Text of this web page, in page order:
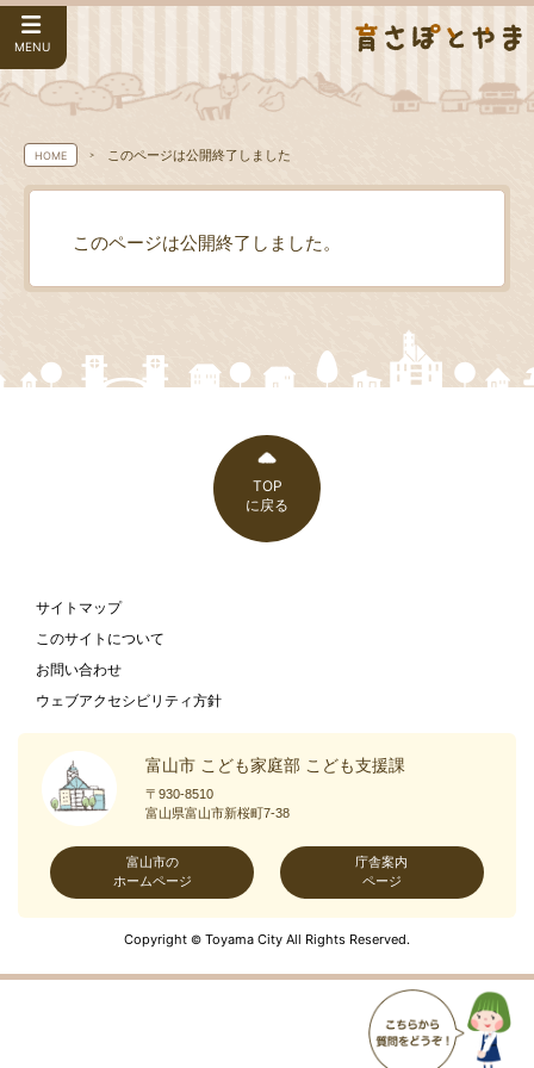
MENU
HOME このページは公開終了しました
このページは公開終了しました。
TOP
に戻る
サイトマップ
このサイトについて
お問い合わせ
ウェブアクセシビリティ方針
富山市 こども家庭部 こども支援課
〒930-8510
富山県富山市新桜町7-38
富山市の
ホームページ
庁舎案内
ページ
Copyright © Toyama City All Rights Reserved.